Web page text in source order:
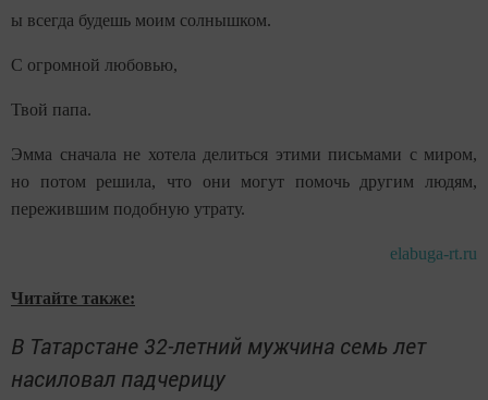
ы всегда будешь моим солнышком.
С огромной любовью,
Твой папа.
Эмма сначала не хотела делиться этими письмами с миром,
но потом решила, что они могут помочь другим людям,
пережившим подобную утрату.
elabuga-rt.ru
Читайте также:
В Татарстане 32-летний мужчина семь лет
насиловал падчерицу